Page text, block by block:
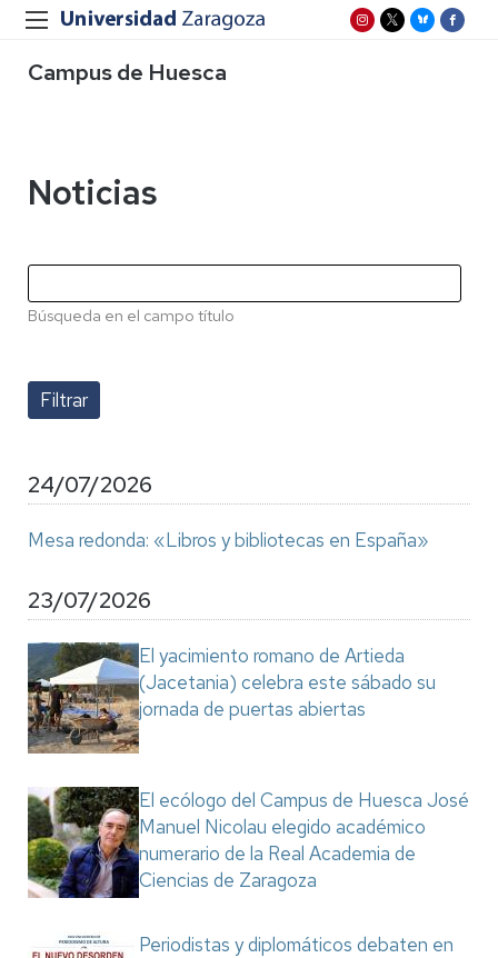
Campus de Huesca
Noticias
Búsqueda en el campo título
24/07/2026
Mesa redonda: «Libros y bibliotecas en España»
23/07/2026
El yacimiento romano de Artieda
(Jacetania) celebra este sábado su
jornada de puertas abiertas
El ecólogo del Campus de Huesca José
Manuel Nicolau elegido académico
numerario de la Real Academia de
Ciencias de Zaragoza
Periodistas y diplomáticos debaten en